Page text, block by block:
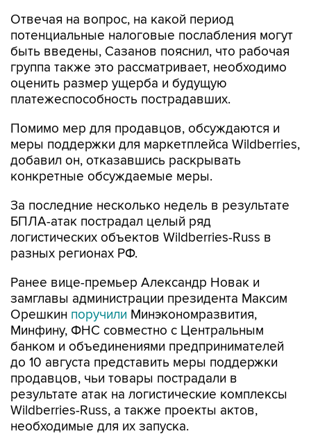
Отвечая на вопрос, на какой период
потенциальные налоговые послабления могут
быть введены, Сазанов пояснил, что рабочая
группа также это рассматривает, необходимо
оценить размер ущерба и будущую
платежеспособность пострадавших.
Помимо мер для продавцов, обсуждаются и
меры поддержки для маркетплейса Wildberries,
добавил он, отказавшись раскрывать
конкретные обсуждаемые меры.
За последние несколько недель в результате
БПЛА-атак пострадал целый ряд
логистических объектов Wildberries-Russ в
разных регионах РФ.
Ранее вице-премьер Александр Новак и
замглавы администрации президента Максим
Орешкин поручили Минэкономразвития,
Минфину, ФНС совместно с Центральным
банком и объединениями предпринимателей
до 10 августа представить меры поддержки
продавцов, чьи товары пострадали в
результате атак на логистические комплексы
Wildberries-Russ, а также проекты актов,
необходимые для их запуска.